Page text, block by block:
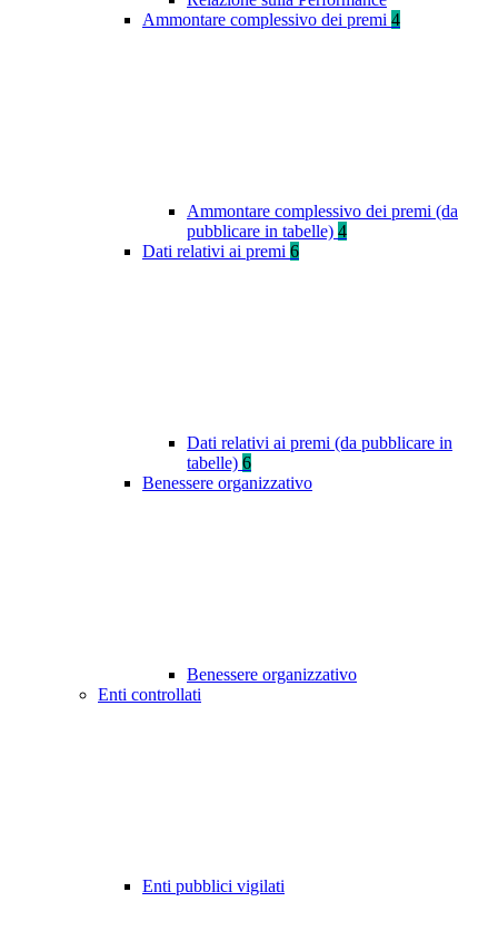
Ammontare complessivo dei premi 4
Ammontare complessivo dei premi (da
pubblicare in tabelle) 4
Dati relativi ai premi 6
Dati relativi ai premi (da pubblicare in
tabelle) 6
Benessere organizzativo
Benessere organizzativo
Enti controllati
Enti pubblici vigilati